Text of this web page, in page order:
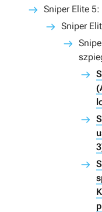
Sniper Elite
Sniper